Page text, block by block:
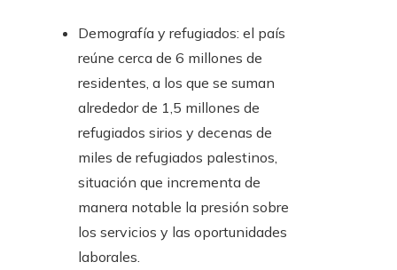
Demografía y refugiados: el país
reúne cerca de 6 millones de
residentes, a los que se suman
alrededor de 1,5 millones de
refugiados sirios y decenas de
miles de refugiados palestinos,
situación que incrementa de
manera notable la presión sobre
los servicios y las oportunidades
laborales.